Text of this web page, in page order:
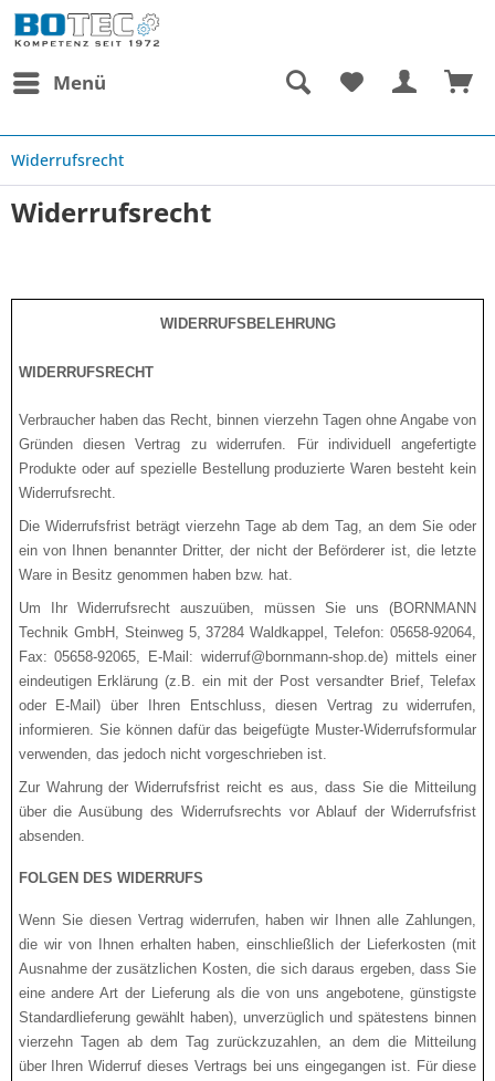
Menü
Widerrufsrecht
Widerrufsrecht
WIDERRUFSBELEHRUNG
WIDERRUFSRECHT
Verbraucher haben das Recht, binnen vierzehn Tagen ohne Angabe von
Gründen diesen Vertrag zu widerru­fen. Für individuell angefertigte
Produkte oder auf spezielle Bestellung produzierte Waren besteht kein
Widerrufsrecht.
Die Widerrufsfrist beträgt vierzehn Tage ab dem Tag, an dem Sie oder
ein von Ihnen benannter Drit­ter, der nicht der Beförderer ist, die letzte
Ware in Besitz genommen haben bzw. hat.
Um Ihr Widerrufsrecht auszuüben, müssen Sie uns (BORNMANN
Technik GmbH, Steinweg 5, 37284 Waldkappel, Telefon: 05658-92064,
Fax: 05658-92065, E-Mail: widerruf@bornmann-shop.de) mittels einer
eindeutigen Erklärung (z.B. ein mit der Post versandter Brief, Telefax
oder E-Mail) über Ihren Entschluss, diesen Vertrag zu widerrufen,
informieren. Sie können dafür das beigefügte Muster-Widerrufsformular
verwenden, das jedoch nicht vorgeschrieben ist.
Zur Wahrung der Widerrufsfrist reicht es aus, dass Sie die Mitteilung
über die Ausübung des Widerrufsrechts vor Ablauf der Widerrufsfrist
absenden.
FOLGEN DES WIDERRUFS
Wenn Sie diesen Vertrag widerrufen, haben wir Ihnen alle Zahlungen,
die wir von Ihnen erhalten ha­ben, einschließlich der Lieferkosten (mit
Ausnahme der zusätzlichen Kosten, die sich daraus ergeben, dass Sie
eine andere Art der Lieferung als die von uns angebotene, günstigste
Standardlieferung ge­wählt haben), unverzüglich und spätestens binnen
vierzehn Tagen ab dem Tag zurückzuzahlen, an dem die Mitteilung
über Ihren Widerruf dieses Vertrags bei uns eingegangen ist. Für diese